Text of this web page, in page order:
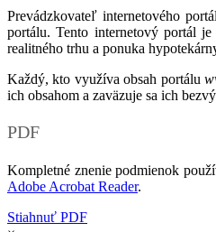
Prevádzkovateľ internetového
portálu. Tento internetový portál
realitného trhu a ponuka
Každý, kto využíva obsah portálu
ich obsahom a zaväzuje sa ich
PDF
Kompletné znenie podmienok
Adobe Acrobat Reader.
Stiahnuť PDF